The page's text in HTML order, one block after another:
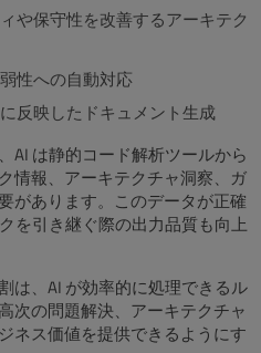
や保守性を改善するアーキテク
性への自動対応
反映したドキュメント生成
AI は静的コード解析ツールから
情報、アーキテクチャ洞察、ガ
があります。このデータが正確
を引き継ぐ際の出力品質も向上
は、AI が効率的に処理できるル
次の問題解決、アーキテクチャ
ネス価値を提供できるようにす